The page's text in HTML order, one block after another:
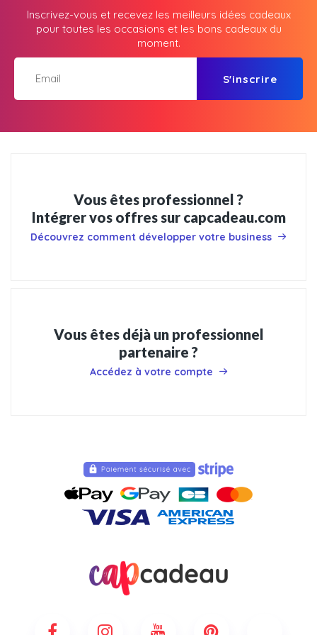
Inscrivez-vous et recevez les meilleurs idées cadeaux
pour toutes les occasions et les bons cadeaux du
moment.
S'inscrire
Vous êtes professionnel ?
Intégrer vos offres sur capcadeau.com
Découvrez comment développer votre business
Vous êtes déjà un professionnel
partenaire ?
Accédez à votre compte